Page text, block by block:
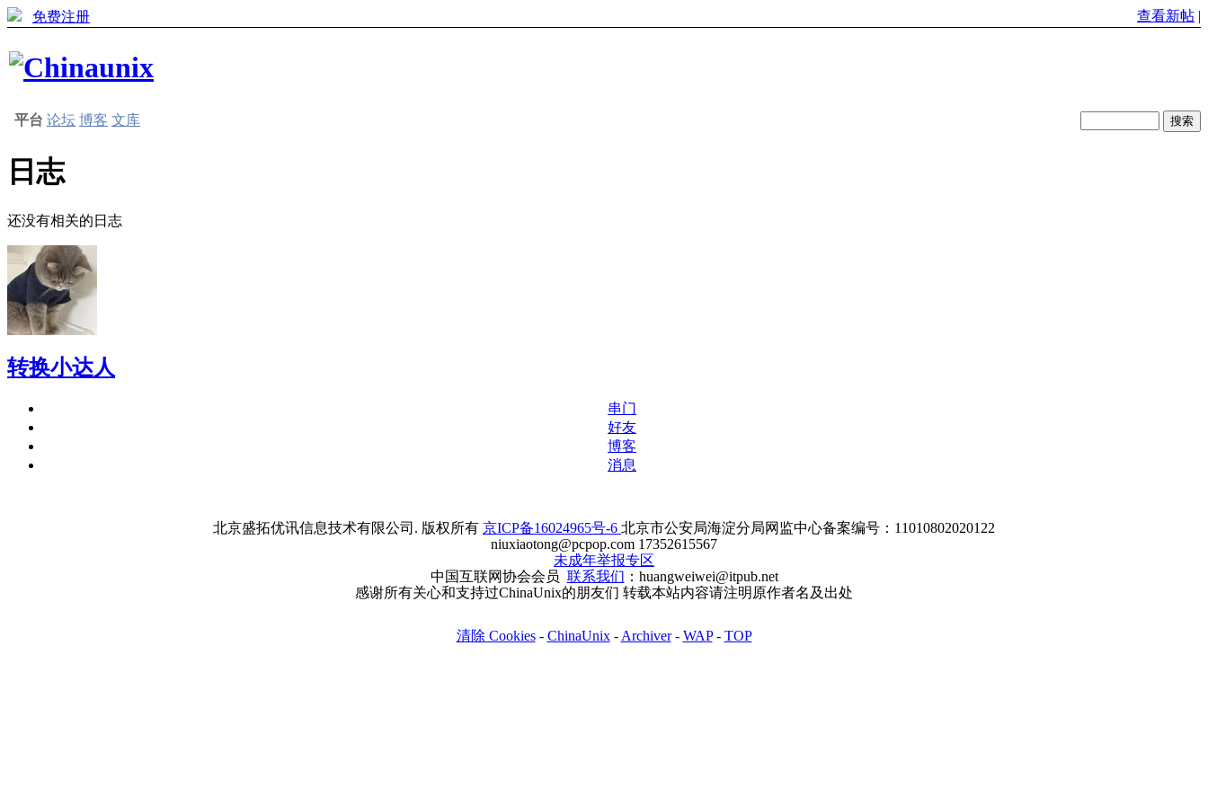
免费注册 查看新帖 |
平台 论坛 博客 文库
日志
还没有相关的日志
转换小达人
串门
好友
博客
消息
北京盛拓优讯信息技术有限公司. 版权所有 京ICP备16024965号-6 北京市公安局海淀分局网监中心备案编号：11010802020122
niuxiaotong@pcpop.com 17352615567
未成年举报专区
中国互联网协会会员 联系我们 ：huangweiwei@itpub.net
感谢所有关心和支持过ChinaUnix的朋友们 转载本站内容请注明原作者名及出处
清除 Cookies- ChinaUnix- Archiver- WAP- TOP